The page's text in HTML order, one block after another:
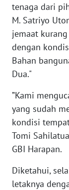
tenaga dari
M. Satriyo
jemaat
dengan
Bahan
Dua."
”Kami
yang sudah
kondisi
Tomi
GBI Harapan.
Diketahui,
letaknya
WN
BANTEN
WN
NTT
KEPRI
WN
PAPUA
WN
PAPUA
BARAT